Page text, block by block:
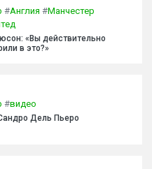
#Англия #Манчестер
«Вы действительно
в это?»
#видео
Дель Пьеро